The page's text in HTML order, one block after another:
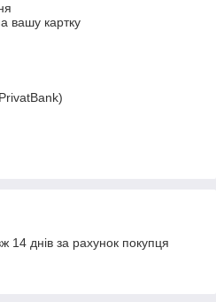
вашу картку
14 днів за рахунок покупця